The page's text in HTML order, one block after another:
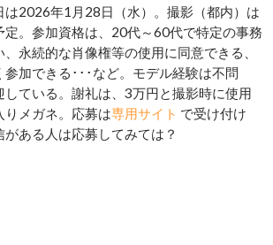
は2026年1月28日（水）。撮影（都内）は
。参加資格は、20代～60代で特定の事務
永続的な肖像権等の使用に同意できる、
加できる･･･など。モデル経験は不問
している。謝礼は、3万円と撮影時に使用
りメガネ。応募は専用サイト で受け付け
ある人は応募してみては？